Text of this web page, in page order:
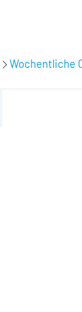
Wochentliche